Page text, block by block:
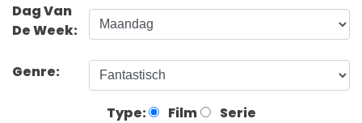
Dag Van
De Week:
Genre:
Type: Film Serie